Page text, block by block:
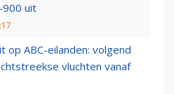
900 uit
op ABC-eilanden: volgend
vluchten vanaf